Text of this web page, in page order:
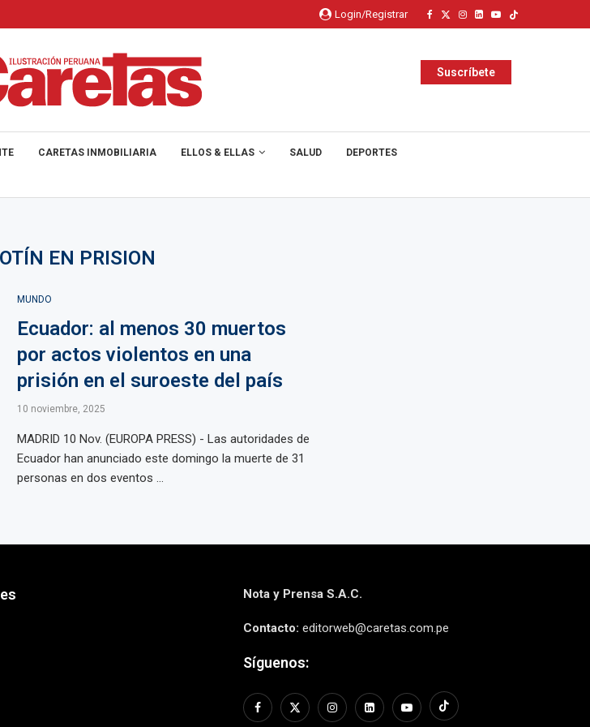
Login/Registrar
Suscríbete
CARETAS INMOBILIARIA ELLOS & ELLAS SALUD DEPORTES
EN PRISION
MUNDO
Ecuador: al menos 30 muertos
por actos violentos en una
prisión en el suroeste del país
10 noviembre, 2025
MADRID 10 Nov. (EUROPA PRESS) - Las autoridades de
Ecuador han anunciado este domingo la muerte de 31
personas en dos eventos ...
Nota y Prensa S.A.C.
Contacto: editorweb@caretas.com.pe
Síguenos: